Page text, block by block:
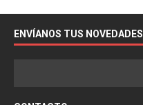
ENVÍANOS TUS NOVEDADES